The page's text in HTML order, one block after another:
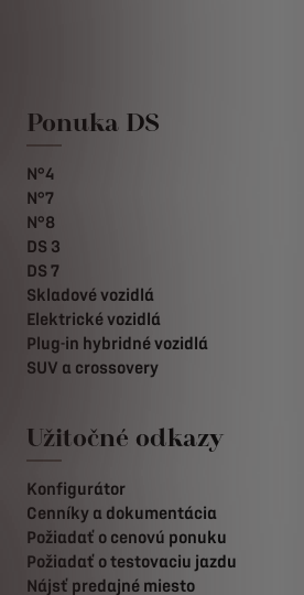
Ponuka DS
N°4
N°7
N°8
DS 3
DS 7
Skladové vozidlá
Elektrické vozidlá
Plug-in hybridné vozidlá
SUV a crossovery
Užitočné odkazy
Konfigurátor
Cenníky a dokumentácia
Požiadať o cenovú ponuku
Požiadať o testovaciu jazdu
Nájsť predajné miesto